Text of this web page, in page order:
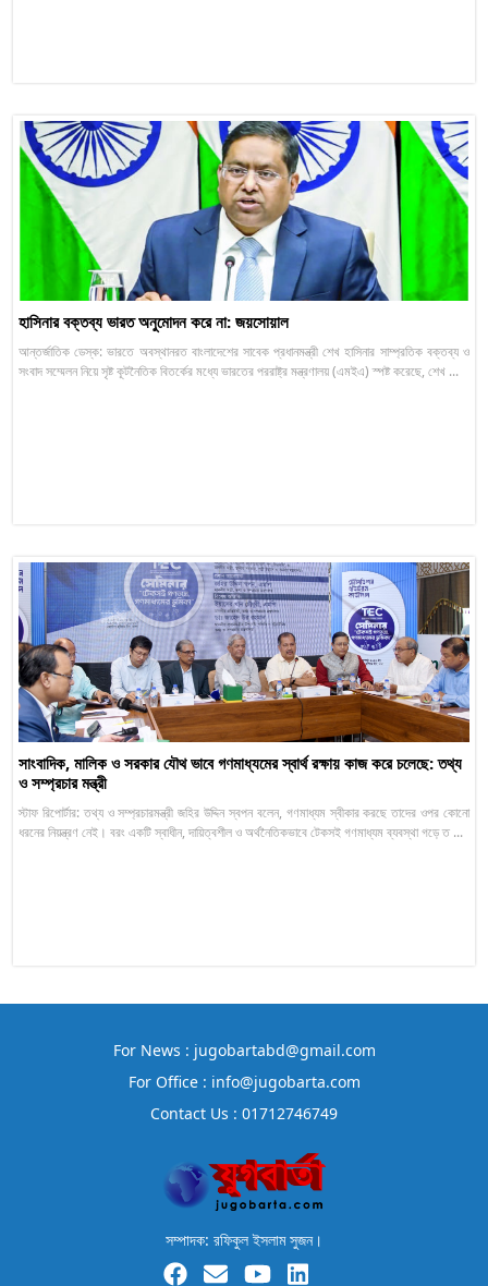
হাসিনার বক্তব্য ভারত অনুমোদন করে না: জয়সোয়াল
আন্তর্জাতিক ডেস্ক: ভারতে অবস্থানরত বাংলাদেশের সাবেক প্রধানমন্ত্রী শেখ হাসিনার সাম্প্রতিক বক্তব্য ও
সংবাদ সম্মেলন নিয়ে সৃষ্ট কূটনৈতিক বিতর্কের মধ্যে ভারতের পররাষ্ট্র মন্ত্রণালয় (এমইএ) স্পষ্ট করেছে, শেখ ...
সাংবাদিক, মালিক ও সরকার যৌথ ভাবে গণমাধ্যমের স্বার্থ রক্ষায় কাজ করে চলেছে: তথ্য
ও সম্প্রচার মন্ত্রী
স্টাফ রিপোর্টার: তথ্য ও সম্প্রচারমন্ত্রী জহির উদ্দিন স্বপন বলেন, গণমাধ্যম স্বীকার করছে তাদের ওপর কোনো
ধরনের নিয়ন্ত্রণ নেই। বরং একটি স্বাধীন, দায়িত্বশীল ও অর্থনৈতিকভাবে টেকসই গণমাধ্যম ব্যবস্থা গড়ে ত ...
For News : jugobartabd@gmail.com
For Office : info@jugobarta.com
Contact Us : 01712746749
সম্পাদক: রফিকুল ইসলাম সুজন।